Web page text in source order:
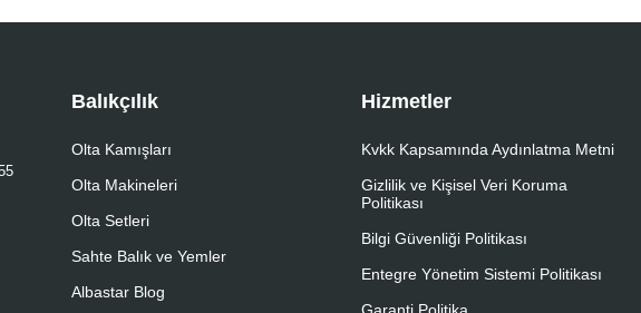
Balıkçılık
Olta Kamışları
Olta Makineleri
Olta Setleri
Sahte Balık ve Yemler
Albastar Blog
Hizmetler
Kvkk Kapsamında Aydınlatma Metni
Gizlilik ve Kişisel Veri Koruma
Politikası
Bilgi Güvenliği Politikası
Entegre Yönetim Sistemi Politikası
Garanti Politika